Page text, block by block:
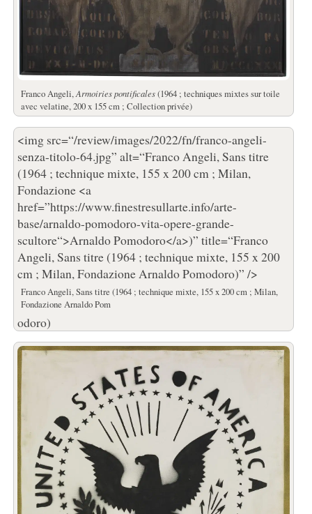
Franco Angeli,Armoiries pontificales(1964 ; techniques mixtes sur toile
avec velatine, 200 x 155 cm ; Collection privée)
<img src=“/review/images/2022/fn/franco-angeli-
senza-titolo-64.jpg” alt=“Franco Angeli, Sans titre
(1964 ; technique mixte, 155 x 200 cm ; Milan,
Fondazione <a
href=”https://www.finestresullarte.info/arte-
base/arnaldo-pomodoro-vita-opere-grande-
scultore“>Arnaldo Pomodoro</a>)” title=“Franco
Angeli, Sans titre (1964 ; technique mixte, 155 x 200
cm ; Milan, Fondazione Arnaldo Pomodoro)” />
Franco Angeli, Sans titre (1964 ; technique mixte, 155 x 200 cm ; Milan,
Fondazione Arnaldo Pom
odoro)